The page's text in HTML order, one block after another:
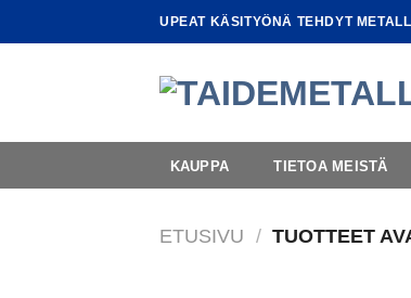
to
UPEAT KÄSITYÖNÄ TEHDYT
KAUPPA TIETOA MEISTÄ
ETUSIVU / TUOTTEET